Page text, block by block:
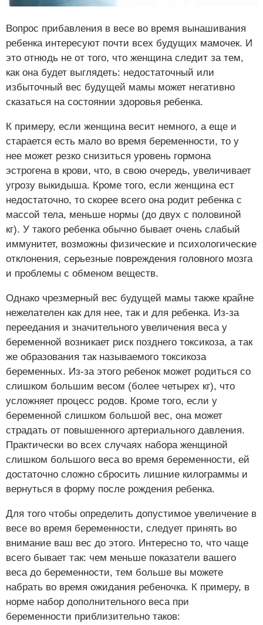
Вопрос прибавления в весе во время вынашивания
ребенка интересуют почти всех будущих мамочек. И
это отнюдь не от того, что женщина следит за тем,
как она будет выглядеть: недостаточный или
избыточный вес будущей мамы может негативно
сказаться на состоянии здоровья ребенка.
К примеру, если женщина весит немного, а еще и
старается есть мало во время беременности, то у
нее может резко снизиться уровень гормона
эстрогена в крови, что, в свою очередь, увеличивает
угрозу выкидыша. Кроме того, если женщина ест
недостаточно, то скорее всего она родит ребенка с
массой тела, меньше нормы (до двух с половиной
кг). У такого ребенка обычно бывает очень слабый
иммунитет, возможны физические и психологические
отклонения, серьезные повреждения головного мозга
и проблемы с обменом веществ.
Однако чрезмерный вес будущей мамы также крайне
нежелателен как для нее, так и для ребенка. Из-за
переедания и значительного увеличения веса у
беременной возникает риск позднего токсикоза, а так
же образования так называемого токсикоза
беременных. Из-за этого ребенок может родиться со
слишком большим весом (более четырех кг), что
усложняет процесс родов. Кроме того, если у
беременной слишком большой вес, она может
страдать от повышенного артериального давления.
Практически во всех случаях набора женщиной
слишком большого веса во время беременности, ей
достаточно сложно сбросить лишние килограммы и
вернуться в форму после рождения ребенка.
Для того чтобы определить допустимое увеличение в
весе во время беременности, следует принять во
внимание ваш вес до этого. Интересно то, что чаще
всего бывает так: чем меньше показатели вашего
веса до беременности, тем больше вы можете
набрать во время ожидания ребеночка. К примеру, в
норме набор дополнительного веса при
беременности приблизительно таков: